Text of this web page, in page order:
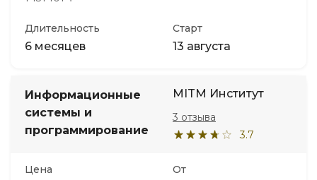
Длительность
6 месяцев
Старт
13 августа
Информационные
системы и
программирование
MITM Институт
3.7
3 отзыва
Цена От